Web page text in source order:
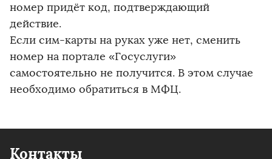
номер придёт код, подтверждающий
действие.
Если сим-карты на руках уже нет, сменить
номер на портале «Госуслуги»
самостоятельно не получится. В этом случае
необходимо обратиться в МФЦ.
Контакты